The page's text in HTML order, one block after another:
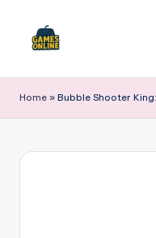
B
Home » Bubble Shooter